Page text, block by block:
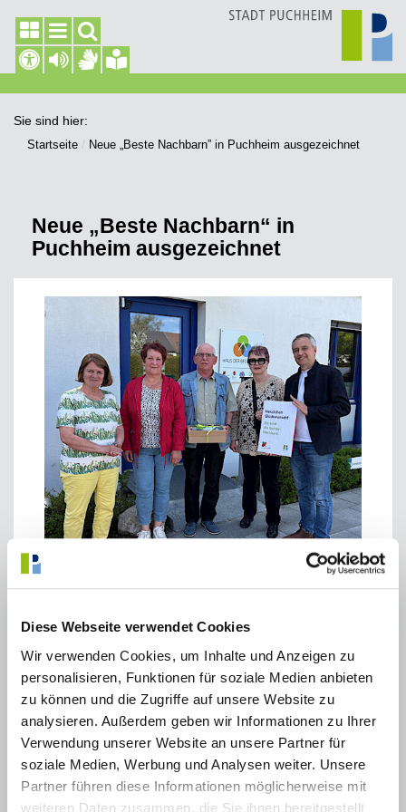
Diese Webseite verwendet Cookies
Wir verwenden Cookies, um Inhalte und Anzeigen zu
personalisieren, Funktionen für soziale Medien anbieten
zu können und die Zugriffe auf unsere Website zu
analysieren. Außerdem geben wir Informationen zu Ihrer
Verwendung unserer Website an unsere Partner für
soziale Medien, Werbung und Analysen weiter. Unsere
Partner führen diese Informationen möglicherweise mit
weiteren Daten zusammen, die Sie ihnen bereitgestellt
Sie sind hier:
Startseite Neue „Beste Nachbarn” in Puchheim ausgezeichnet
Neue „Beste Nachbarn“ in
Puchheim ausgezeichnet
Begegnung von Erstem Bürgermeister Norbert Seidl als „Beste
und wurde im Anschluss bei einer gemütlichen Runde mit Kaffee
und Kuchen fortgesetzt. Dabei entstand ein angenehmer und
persönlicher Austausch über die eigenen Erfahrungen und das
nachbarschaftliche Engagement zwischen Norbert Seidl, dem
Ehepaar Beck sowie Angelika Brach, die die beiden für die
Auszeichnung vorgeschlagen hatte.
Norbert Seidl überreichte einen Präsentkorb mit Puchheimer
Carola und Armin Beck – ebenso wie Angelika Brach – einen